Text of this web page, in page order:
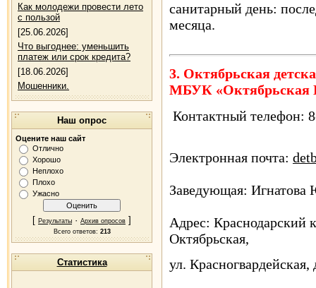
Как молодежи провести лето
с пользой
[25.06.2026]
Что выгоднее: уменьшить
платеж или срок кредита?
[18.06.2026]
Мошенники.
Наш опрос
Оцените наш сайт
Отлично
Хорошо
Неплохо
Плохо
Ужасно
[ Результаты · Архив опросов ]
Всего ответов: 213
Статистика
санитарный день:
месяца.
3. Октябрьская
МБУК «Октябрьская
Контактный телефон:
Электронная почта:
Заведующая: Игнатова
Адрес: Краснодарский
Октябрьская,
ул. Красногвардейская,